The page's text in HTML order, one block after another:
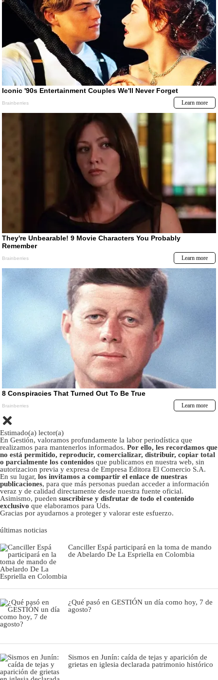
Estimado(a) lector(a)
En Gestión, valoramos profundamente la labor periodística que
realizamos para mantenerlos informados. Por ello, les recordamos que
no está permitido, reproducir, comercializar, distribuir, copiar total
o parcialmente los contenidos que publicamos en nuestra web, sin
autorizacion previa y expresa de Empresa Editora El Comercio S.A.
En su lugar, los invitamos a compartir el enlace de nuestras
publicaciones, para que más personas puedan acceder a información
veraz y de calidad directamente desde nuestra fuente oficial.
Asimismo, pueden suscribirse y disfrutar de todo el contenido
exclusivo que elaboramos para Uds.
Gracias por ayudarnos a proteger y valorar este esfuerzo.
últimas noticias
Canciller Espá participará en la toma de mando
de Abelardo De La Espriella en Colombia
¿Qué pasó en GESTIÓN un día como hoy, 7 de
agosto?
Sismos en Junín: caída de tejas y aparición de
grietas en iglesia declarada patrimonio histórico